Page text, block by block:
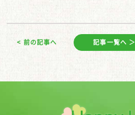
< 前の記事へ 記事一覧へ ＞